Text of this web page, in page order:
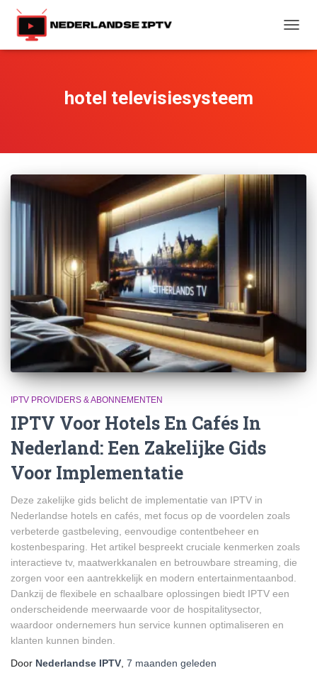
hotel televisiesysteem
IPTV PROVIDERS & ABONNEMENTEN
IPTV Voor Hotels En Cafés In
Nederland: Een Zakelijke Gids
Voor Implementatie
Deze zakelijke gids belicht de implementatie van IPTV in
Nederlandse hotels en cafés, met focus op de voordelen zoals
verbeterde gastbeleving, eenvoudige contentbeheer en
kostenbesparing. Het artikel bespreekt cruciale kenmerken zoals
interactieve tv, maatwerkkanalen en betrouwbare streaming, die
zorgen voor een aantrekkelijk en modern entertainmentaanbod.
Dankzij de flexibele en schaalbare oplossingen biedt IPTV een
onderscheidende meerwaarde voor de hospitalitysector,
waardoor ondernemers hun service kunnen optimaliseren en
klanten kunnen binden.
Door Nederlandse IPTV 7 maanden geleden